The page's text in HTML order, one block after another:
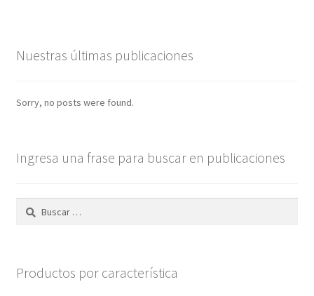
Nuestras últimas publicaciones
Sorry, no posts were found.
Ingresa una frase para buscar en publicaciones
Buscar:
Productos por característica